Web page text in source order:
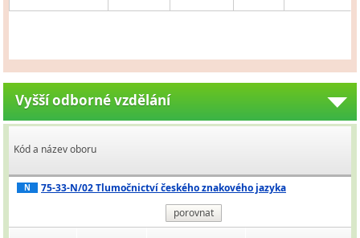
Vyšší odborné vzdělání
Kód a název oboru
N
75-33-N/02 Tlumočnictví českého znakového jazyka
porovnat